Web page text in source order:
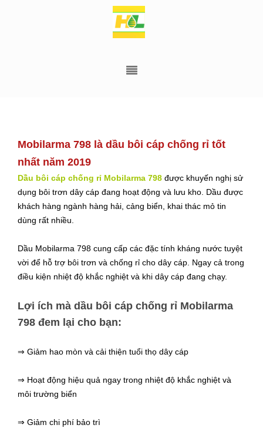
Mobilarma 798 là dầu bôi cáp chống rỉ tốt
nhất năm 2019
Dầu bôi cáp chống rỉ Mobilarma 798 được khuyến nghị sử
dụng bôi trơn dây cáp đang hoạt động và lưu kho. Dầu được
khách hàng ngành hàng hải, cảng biển, khai thác mỏ tin
dùng rất nhiều.
Dầu Mobilarma 798 cung cấp các đặc tính kháng nước tuyệt
vời để hỗ trợ bôi trơn và chống rỉ cho dây cáp. Ngay cả trong
điều kiện nhiệt độ khắc nghiệt và khi dây cáp đang chạy.
Lợi ích mà dầu bôi cáp chống rỉ Mobilarma
798 đem lại cho bạn:
⇒ Giảm hao mòn và cải thiện tuổi thọ dây cáp
⇒ Hoạt động hiệu quả ngay trong nhiệt độ khắc nghiệt và
môi trường biển
⇒ Giảm chi phí bảo trì